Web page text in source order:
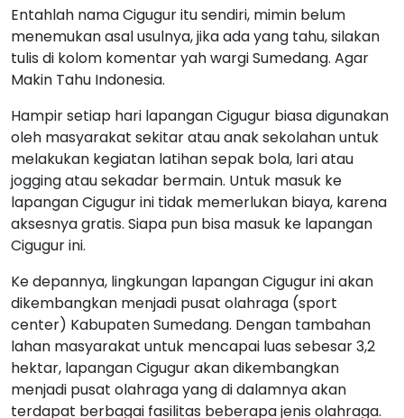
Entahlah nama Cigugur itu sendiri, mimin belum
menemukan asal usulnya, jika ada yang tahu, silakan
tulis di kolom komentar yah wargi Sumedang. Agar
Makin Tahu Indonesia.
Hampir setiap hari lapangan Cigugur biasa digunakan
oleh masyarakat sekitar atau anak sekolahan untuk
melakukan kegiatan latihan sepak bola, lari atau
jogging atau sekadar bermain. Untuk masuk ke
lapangan Cigugur ini tidak memerlukan biaya, karena
aksesnya gratis. Siapa pun bisa masuk ke lapangan
Cigugur ini.
Ke depannya, lingkungan lapangan Cigugur ini akan
dikembangkan menjadi pusat olahraga (sport
center) Kabupaten Sumedang. Dengan tambahan
lahan masyarakat untuk mencapai luas sebesar 3,2
hektar, lapangan Cigugur akan dikembangkan
menjadi pusat olahraga yang di dalamnya akan
terdapat berbagai fasilitas beberapa jenis olahraga.